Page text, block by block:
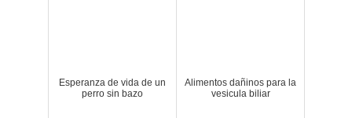
Esperanza de vida de un
perro sin bazo
Alimentos dañinos para la
vesicula biliar